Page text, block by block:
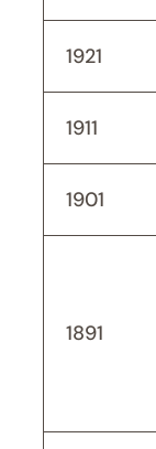
1921
1911
1901
1891